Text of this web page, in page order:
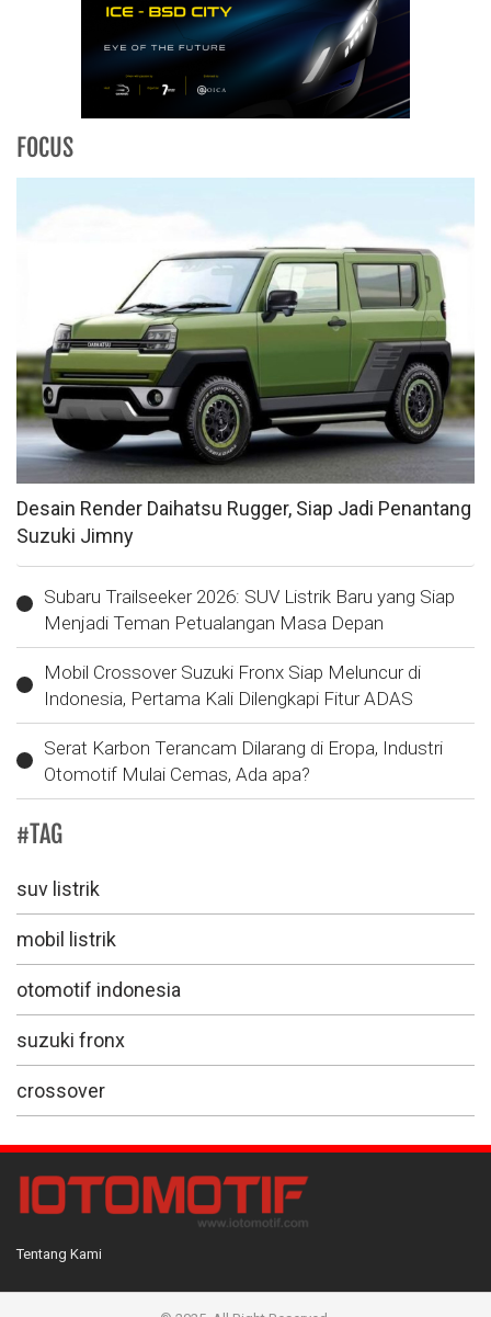
FOCUS
Desain Render Daihatsu Rugger, Siap Jadi Penantang
Suzuki Jimny
Subaru Trailseeker 2026: SUV Listrik Baru yang Siap
Menjadi Teman Petualangan Masa Depan
Mobil Crossover Suzuki Fronx Siap Meluncur di
Indonesia, Pertama Kali Dilengkapi Fitur ADAS
Serat Karbon Terancam Dilarang di Eropa, Industri
Otomotif Mulai Cemas, Ada apa?
#TAG
suv listrik
mobil listrik
otomotif indonesia
suzuki fronx
crossover
Tentang Kami